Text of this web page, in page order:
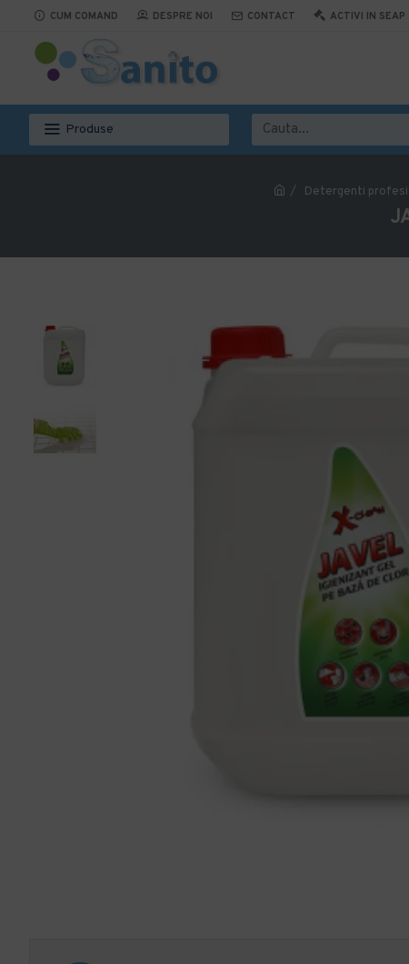
CUM COMAND DESPRE NOI CONTACT ACTIVI IN SEAP
Produse
Detergenti